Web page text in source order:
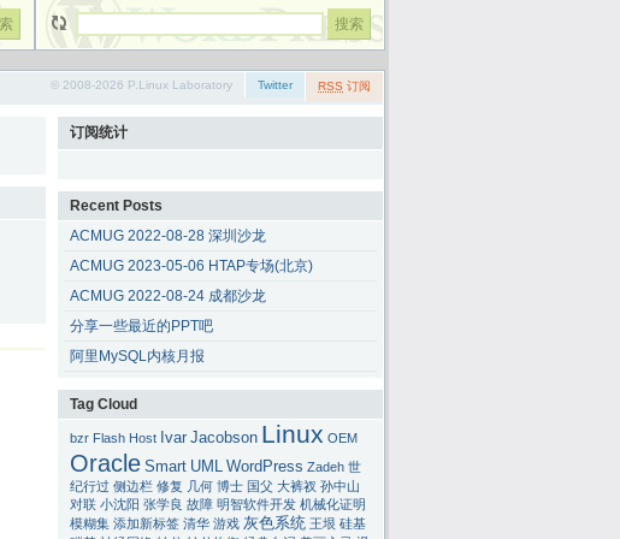
RSS 订阅
Twitter
© 2008-2026 P.Linux Laboratory
订阅统计
Recent Posts
ACMUG 2022-08-28 深圳沙龙
ACMUG 2023-05-06 HTAP专场(北京)
ACMUG 2022-08-24 成都沙龙
分享一些最近的PPT吧
阿里MySQL内核月报
Tag Cloud
bzr Flash Host Ivar Jacobson Linux OEM
Oracle Smart UML WordPress Zadeh 世
纪行过 侧边栏 修复 几何 博士 国父 大裤衩 孙中山
对联 小沈阳 张学良 故障 明智软件开发 机械化证明
模糊集 添加新标签 清华 游戏 灰色系统 王垠 硅基